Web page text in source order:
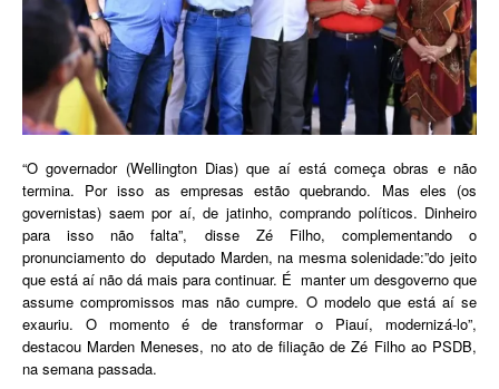
“O governador (Wellington Dias) que aí está começa obras e não
termina. Por isso as empresas estão quebrando. Mas eles (os
governistas) saem por aí, de jatinho, comprando políticos. Dinheiro
para isso não falta”, disse Zé Filho, complementando o
pronunciamento do deputado Marden, na mesma solenidade:”do jeito
que está aí não dá mais para continuar. É manter um desgoverno que
assume compromissos mas não cumpre. O modelo que está aí se
exauriu. O momento é de transformar o Piauí, modernizá-lo”,
destacou Marden Meneses, no ato de filiação de Zé Filho ao PSDB,
na semana passada.